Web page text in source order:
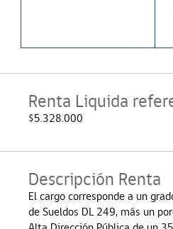
Renta Liquida
$5.328.000
Descripción Renta
El cargo corresponde a un
de Sueldos DL 249, más un